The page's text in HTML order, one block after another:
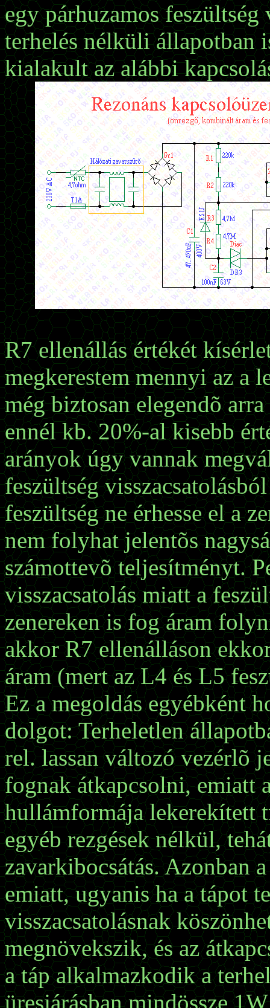
egy párhuzamos feszültség
terhelés nélküli állapotban
kialakult az alábbi
R7 ellenállás értékét
megkerestem mennyi az a
még biztosan elegendõ
ennél kb. 20%-al kisebb
arányok úgy vannak
feszültség
feszültség ne érhesse el a
nem folyhat jelentõs
számottevõ teljesítményt.
visszacsatolás miatt a
zenereken is fog áram
akkor R7 ellenálláson
áram (mert az L4 és L5
Ez a megoldás egyébként
dolgot: Terheletlen
rel. lassan változó vezérlõ
fognak átkapcsolni, emiatt
hullámformája lekerekített
egyéb rezgések nélkül,
zavarkibocsátás. Azonban
emiatt, ugyanis ha a tápot
visszacsatolásnak
megnövekszik, és az
a táp alkalmazkodik a
üresjárásban mindössze